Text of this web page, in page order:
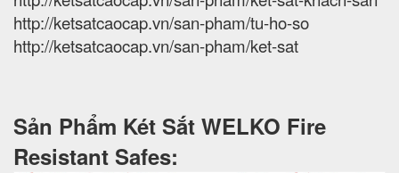
http://ketsatcaocap.vn/san-pham/tu-ho-so
http://ketsatcaocap.vn/san-pham/ket-sat
Sản Phẩm Két Sắt WELKO Fire
Resistant Safes: